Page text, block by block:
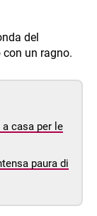
del
un ragno.
casa per le
paura di